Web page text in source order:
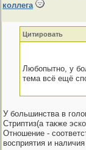
коллега
Цитировать
Любопытно, у
тема всё ещё
У большинства в
Стриптиз(а также
Отношение -
восприятия и